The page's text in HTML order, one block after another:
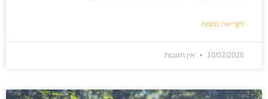
לקריאה נוספת
10/02/2026 אין תגובות